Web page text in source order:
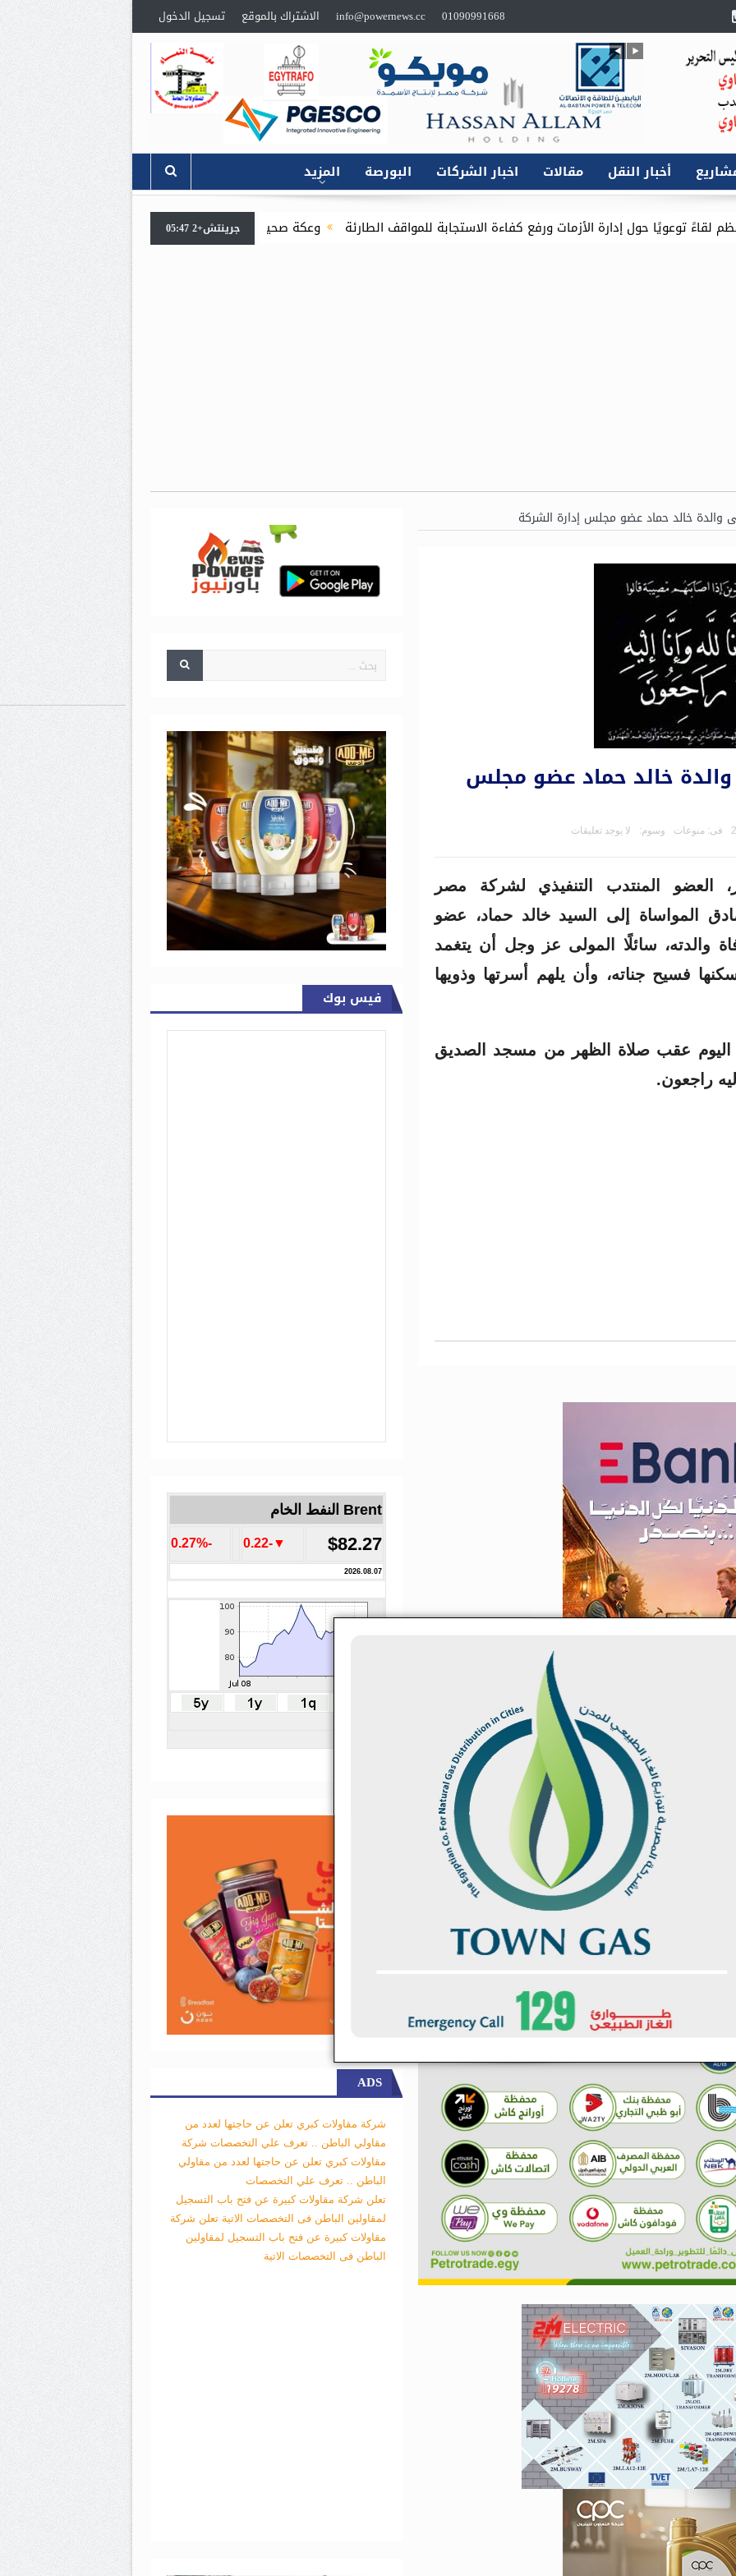
01090991668
info@powernews.cc الاشتراك بالموقع تسجيل الدخول
أخبار النقل مقالات اخبار الشركات البورصة المزيد
الأزمات ورفع كفاءة الاستجابة للمواقف الطارئة وعكة صحية لرئيس هيئة الثروة المعدنية وخضوعه لجراحة بالقلب «دانة غاز» جرينتش+2 05:47
والدة خالد حماد عضو مجلس إدارة الشركة
والدة خالد حماد عضو مجلس
فى: منوعات وسوم: لا يوجد تعليقات
العضو المنتدب التنفيذي لشركة مصر
المواساة إلى السيد خالد حماد، عضو
والدته، سائلًا المولى عز وجل أن يتغمد
فسيح جناته، وأن يلهم أسرتها وذويها
اليوم عقب صلاة الظهر من مسجد الصديق
راجعون.
فيس بوك
Brent النفط الخام
$82.27
▼-0.22
-0.27%
2026.08.07
ADS
شركة مقاولات كبري تعلن عن حاجتها لعدد من
مقاولي الباطن .. تعرف علي التخصصات شركة
مقاولات كبري تعلن عن حاجتها لعدد من مقاولي
الباطن .. تعرف علي التخصصات
تعلن شركة مقاولات كبيرة عن فتح باب التسجيل
لمقاولين الباطن فى التخصصات الاتية تعلن شركة
مقاولات كبيرة عن فتح باب التسجيل لمقاولين
الباطن فى التخصصات الاتية